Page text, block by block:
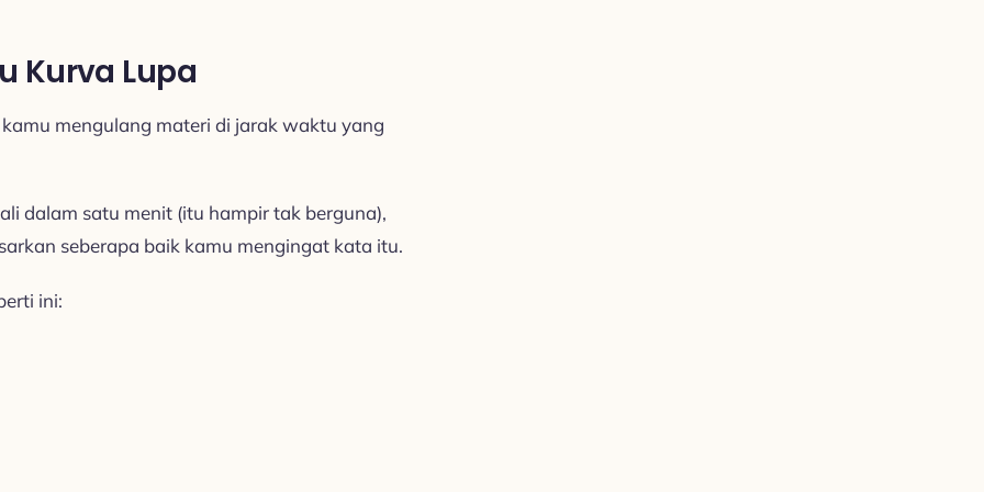
Kurva Lupa
mengulang materi di jarak waktu yang
dalam satu menit (itu hampir tak berguna),
seberapa baik kamu mengingat kata itu.
ini: